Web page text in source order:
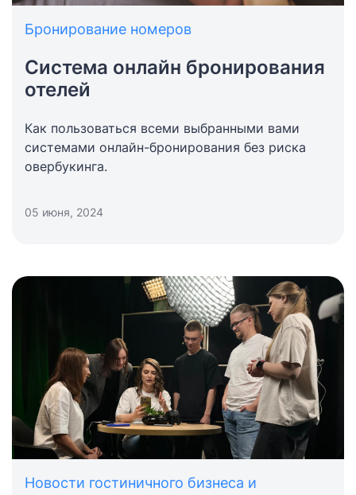
Бронирование номеров
Система онлайн бронирования
отелей
Как пользоваться всеми выбранными вами
системами онлайн-бронирования без риска
овербукинга.
05 июня, 2024
Новости гостиничного бизнеса и